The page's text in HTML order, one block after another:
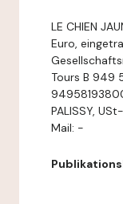
LE CHIEN
Euro,
Tours B 949
PALISSY,
Mail: -